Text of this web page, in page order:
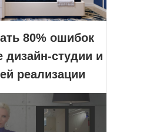
80% ошибок
дизайн-студии и
реализации